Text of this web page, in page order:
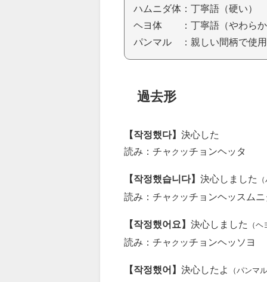
ハムニダ体：丁寧語（硬い）
ヘヨ体 ：丁寧語（やわらか
パンマル ：親しい間柄で使
過去形
【작정했다】 決心した
読み：チャ ク ッチョンヘッタ
【작정했습니다】 決心しました
読み：チャ ク ッチョンヘッスムニ
【작정했어요】 決心しました （
読み：チャ ク ッチョンヘッソヨ
【작정했어】 決心したよ （パンマ